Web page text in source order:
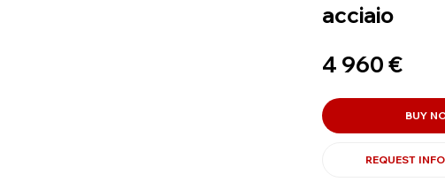
acciaio
4 960 €
BUY
REQUEST